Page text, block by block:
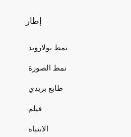
إطار
نمط بولارويد
نمط الصورة
طابع بريدي
فيلم
الانتباه